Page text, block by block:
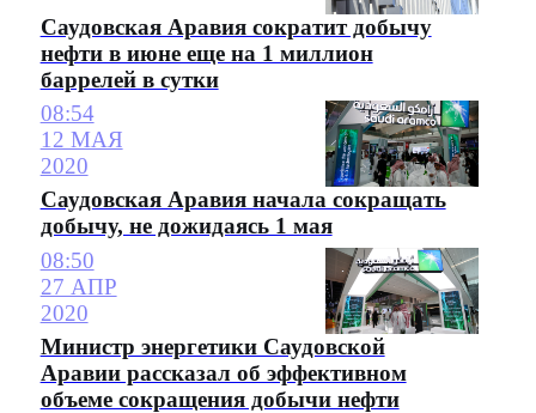
Саудовская Аравия сократит добычу
нефти в июне еще на 1 миллион
баррелей в сутки
08:54
12 МАЯ
2020
Саудовская Аравия начала сокращать
добычу, не дожидаясь 1 мая
08:50
27 АПР
2020
Министр энергетики Саудовской
Аравии рассказал об эффективном
объеме сокращения добычи нефти